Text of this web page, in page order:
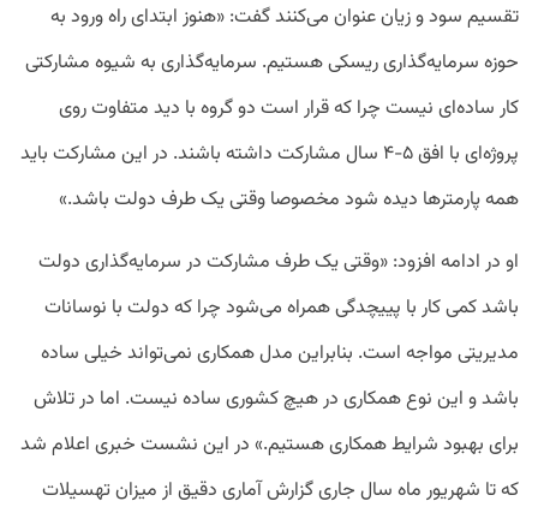
تقسیم سود و زیان عنوان می‌کنند گفت:‌ «هنوز ابتدای راه ورود به
حوزه سرمایه‌گذاری ریسکی هستیم. سرمایه‌گذاری به شیوه مشارکتی
کار ساده‌ای نیست چرا که قرار است دو گروه با دید متفاوت روی
پروژه‌ای با افق ۵-۴ سال مشارکت داشته باشند. در این مشارکت باید
همه پارمترها دیده شود مخصوصا وقتی یک طرف دولت باشد.»
او در ادامه افزود:‌ «وقتی یک طرف مشارکت در سرمایه‌گذاری دولت
باشد کمی کار با پییچدگی همراه می‌شود چرا که دولت با نوسانات
مدیریتی مواجه است. بنابراین مدل همکاری نمی‌تواند خیلی ساده
باشد و این نوع همکاری در هیچ کشوری ساده نیست. اما در تلاش
برای بهبود شرایط همکاری هستیم.» در این نشست خبری اعلام شد
که تا شهریور ماه سال جاری گزارش آماری دقیق از میزان تهسیلات